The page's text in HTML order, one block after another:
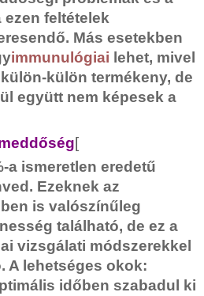
feltételek
Más esetekben
immunulógiai lehet, mivel
külön termékeny, de
együtt nem képesek a
[
a ismeretlen eredetű
Ezeknek az
is valószínűleg
található, de ez a
vizsgálati módszerekkel
A lehetséges okok:
időben szabadul ki